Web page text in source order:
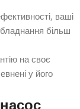
ваші
більш
на своє
у його